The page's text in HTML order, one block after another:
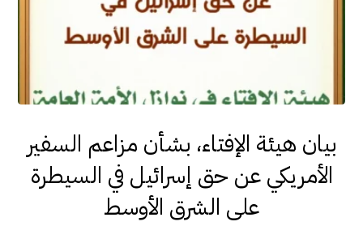
بيان هيئة الإفتاء، بشأن مزاعم السفير
الأمريكي عن حق إسرائيل في السيطرة
على الشرق الأوسط